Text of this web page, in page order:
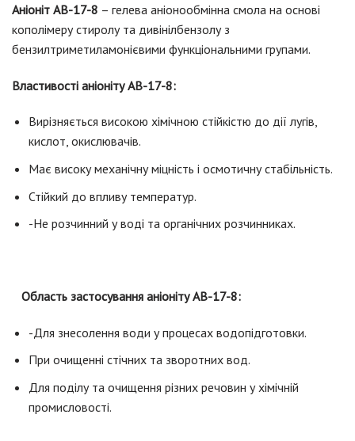
Аніоніт АВ-17-8 – гелева аніонообмінна смола на основі
кополімеру стиролу та дивінілбензолу з
бензилтриметиламонієвими функціональними групами.
Властивості аніоніту АВ-17-8:
Вирізняється високою хімічною стійкістю до дії лугів,
кислот, окислювачів.
Має високу механічну міцність і осмотичну стабільність.
Стійкий до впливу температур.
-Не розчинний у воді та органічних розчинниках.
Область застосування аніоніту АВ-17-8:
-Для знесолення води у процесах водопідготовки.
При очищенні стічних та зворотних вод.
Для поділу та очищення різних речовин у хімічній
промисловості.